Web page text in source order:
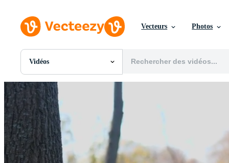
Vecteurs Photos
Vidéos
Toutes Images
Photos
PNGs
PSDs
SVGs
Modèles
Vecteurs
Vidéos
Motion graphics